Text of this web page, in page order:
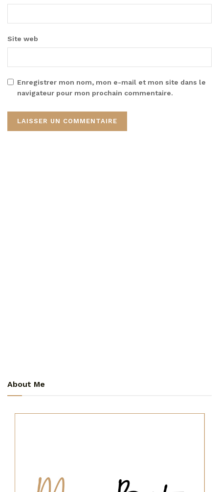
Site web
Enregistrer mon nom, mon e-mail et mon site dans le
navigateur pour mon prochain commentaire.
About Me